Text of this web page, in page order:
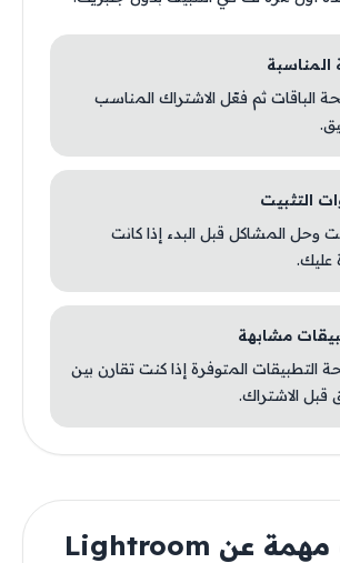
الباقات ثم فعّل الاشتراك المناسب
وحل المشاكل قبل البدء إذا كانت
عليك.
التطبيقات المتوفرة إذا كنت تقارن بين
قبل الاشتراك.
معلومات مهمة عن Lightroom